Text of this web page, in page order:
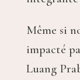
Même si
impacté
Luang